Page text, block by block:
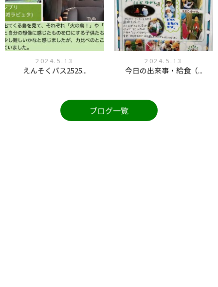
2024.5.13
えんそくバス2525...
2024.5.13
今日の出来事・給食（...
ブログ一覧